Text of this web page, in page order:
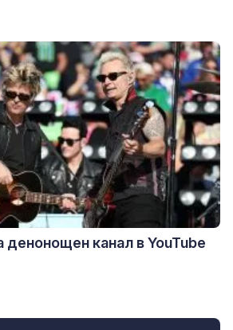
денонощен канал в YouTube